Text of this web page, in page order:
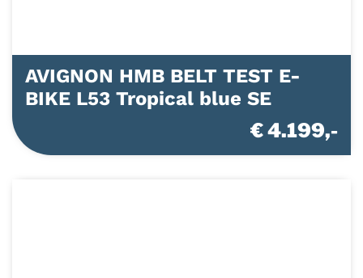
AVIGNON HMB BELT TEST E-
BIKE L53 Tropical blue SE
€ 4.199,-